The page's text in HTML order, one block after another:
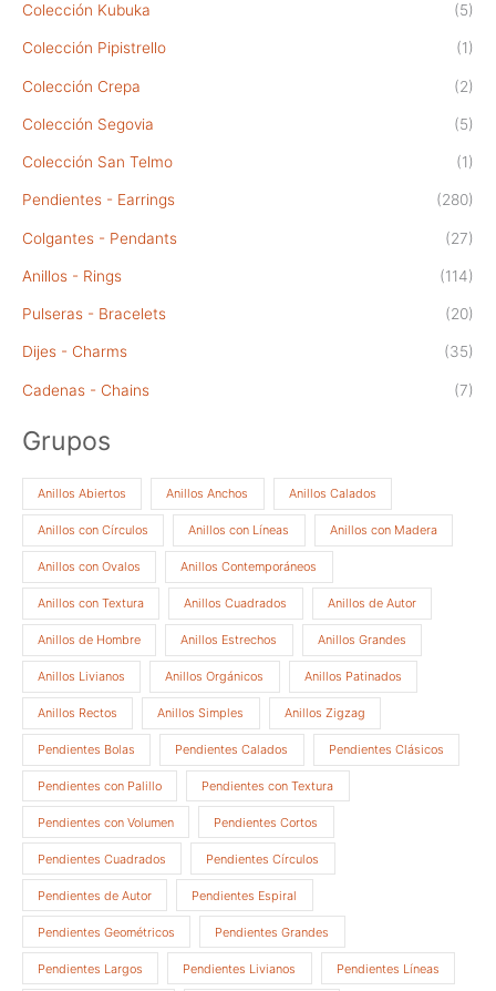
Colección Kubuka (5)
Colección Pipistrello (1)
Colección Crepa (2)
Colección Segovia (5)
Colección San Telmo (1)
Pendientes - Earrings (280)
Colgantes - Pendants (27)
Anillos - Rings (114)
Pulseras - Bracelets (20)
Dijes - Charms (35)
Cadenas - Chains (7)
Grupos
Anillos Abiertos Anillos Anchos Anillos Calados
Anillos con Círculos Anillos con Líneas Anillos con Madera
Anillos con Ovalos Anillos Contemporáneos
Anillos con Textura Anillos Cuadrados Anillos de Autor
Anillos de Hombre Anillos Estrechos Anillos Grandes
Anillos Livianos Anillos Orgánicos Anillos Patinados
Anillos Rectos Anillos Simples Anillos Zigzag
Pendientes Bolas Pendientes Calados Pendientes Clásicos
Pendientes con Palillo Pendientes con Textura
Pendientes con Volumen Pendientes Cortos
Pendientes Cuadrados Pendientes Círculos
Pendientes de Autor Pendientes Espiral
Pendientes Geométricos Pendientes Grandes
Pendientes Largos Pendientes Livianos Pendientes Líneas